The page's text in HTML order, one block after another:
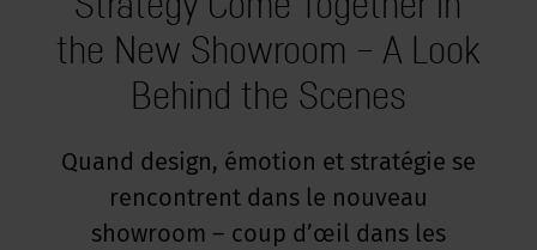
the New Showroom – A Look
Behind the Scenes
Quand design, émotion et stratégie se
rencontrent dans le nouveau
showroom – coup d’œil dans les